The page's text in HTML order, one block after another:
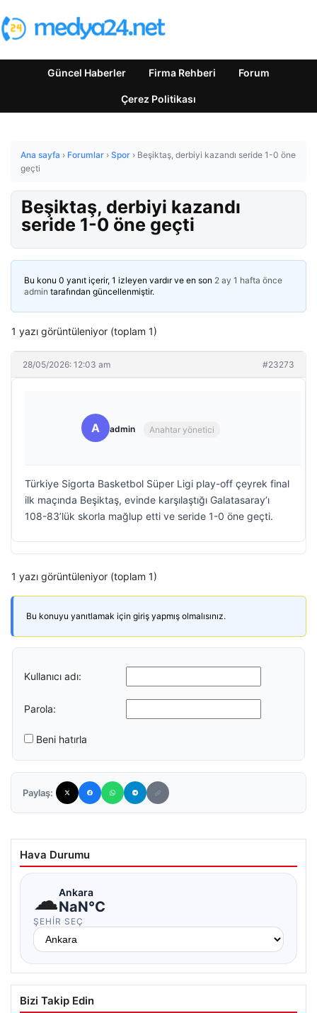
Güncel Haberler Firma Rehberi Forum
Çerez Politikası
Ana sayfa › Forumlar › Spor › Beşiktaş, derbiyi kazandı seride 1-0 öne
geçti
Beşiktaş, derbiyi kazandı
seride 1-0 öne geçti
Bu konu 0 yanıt içerir, 1 izleyen vardır ve en son 2 ay 1 hafta önce
admin tarafından güncellenmiştir.
1 yazı görüntüleniyor (toplam 1)
28/05/2026: 12:03 am #23273
A admin Anahtar yönetici
Türkiye Sigorta Basketbol Süper Ligi play-off çeyrek final
ilk maçında Beşiktaş, evinde karşılaştığı Galatasaray’ı
108-83’lük skorla mağlup etti ve seride 1-0 öne geçti.
1 yazı görüntüleniyor (toplam 1)
Bu konuyu yanıtlamak için giriş yapmış olmalısınız.
Kullanıcı adı:
Parola:
Beni hatırla
Paylaş:
Hava Durumu
☁Ankara
NaN°C
ŞEHIR SEÇ
Bizi Takip Edin